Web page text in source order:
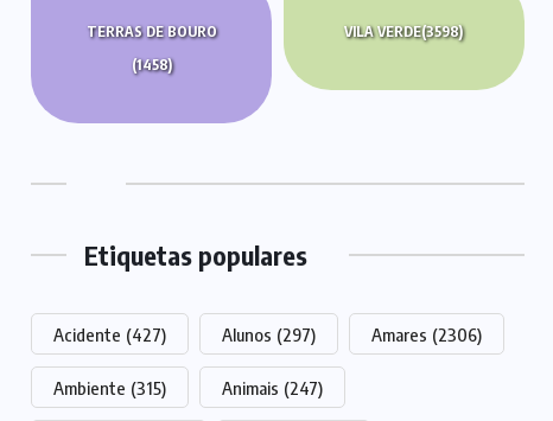
TERRAS DE BOURO
(1458)
VILA VERDE(3598)
Etiquetas populares
Acidente (427) Alunos (297) Amares (2306)
Ambiente (315) Animais (247)